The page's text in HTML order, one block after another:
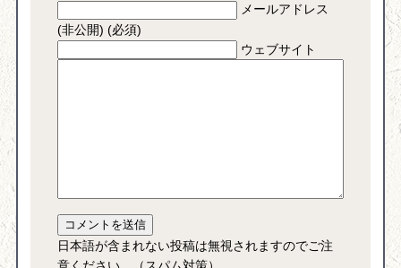
メールアドレス
(非公開) (必須)
ウェブサイト
日本語が含まれない投稿は無視されますのでご注
意ください。（スパム対策）